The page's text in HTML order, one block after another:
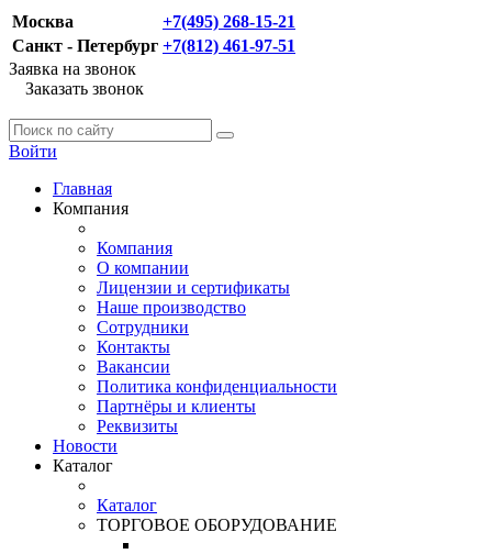
Москва
+7(495) 268-15-21
Санкт - Петербург +7(812) 461-97-51
Заявка на звонок
Заказать звонок
Войти
Главная
Компания
Компания
О компании
Лицензии и сертификаты
Наше производство
Сотрудники
Контакты
Вакансии
Политика конфиденциальности
Партнёры и клиенты
Реквизиты
Новости
Каталог
Каталог
ТОРГОВОЕ ОБОРУДОВАНИЕ